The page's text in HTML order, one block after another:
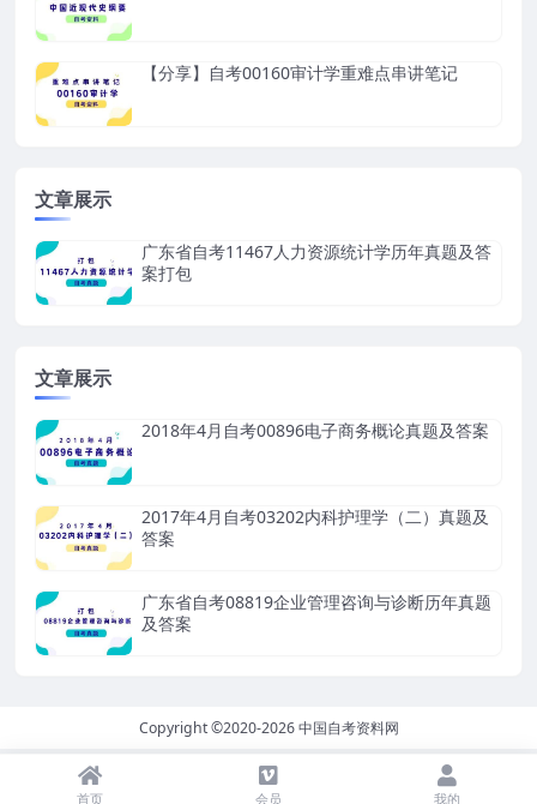
【分享】自考00160审计学重难点串讲笔记
文章展示
广东省自考11467人力资源统计学历年真题及答
案打包
文章展示
2018年4月自考00896电子商务概论真题及答案
2017年4月自考03202内科护理学（二）真题及
答案
广东省自考08819企业管理咨询与诊断历年真题
及答案
Copyright ©2020-2026中国自考资料网
首页 会员 我的